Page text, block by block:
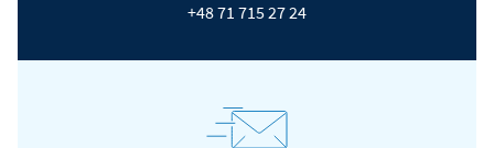
+48 71 715 27 24